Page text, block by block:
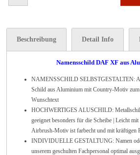
Beschreibung Detail Info
Namensschild DAF XF aus
NAMENSSCHILD SELBSTGESTALTEN:
Schild aus Aluminium mit Country-Motiv
Wunschtext
HOCHWERTIGES ALUSCHILD:
geeignet besonders für die Scheibe | Leicht mit
Airbrush-Motiv ist farbecht und mit kräftigen
INDIVIDUELLE GESTALTUNG: Namen
unserem geschulten Fachpersonal optimal